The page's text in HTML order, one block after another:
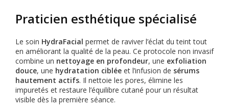
Praticien esthétique spécialisé
Le soin HydraFacial permet de raviver l’éclat du teint tout
en améliorant la qualité de la peau. Ce protocole non invasif
combine un nettoyage en profondeur, une exfoliation
douce, une hydratation ciblée et l’infusion de sérums
hautement actifs. Il nettoie les pores, élimine les
impuretés et restaure l’équilibre cutané pour un résultat
visible dès la première séance.